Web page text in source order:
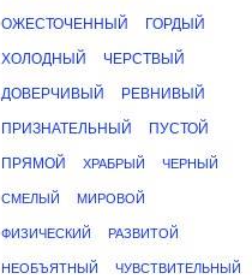
ОЖЕСТОЧЕННЫЙ ГОРДЫЙ
ХОЛОДНЫЙ ЧЕРСТВЫЙ
ДОВЕРЧИВЫЙ РЕВНИВЫЙ
ПРИЗНАТЕЛЬНЫЙ ПУСТОЙ
ПРЯМОЙ ХРАБРЫЙ ЧЕРНЫЙ
СМЕЛЫЙ МИРОВОЙ
ФИЗИЧЕСКИЙ РАЗВИТОЙ
НЕОБЪЯТНЫЙ ЧУВСТВИТЕЛЬНЫЙ